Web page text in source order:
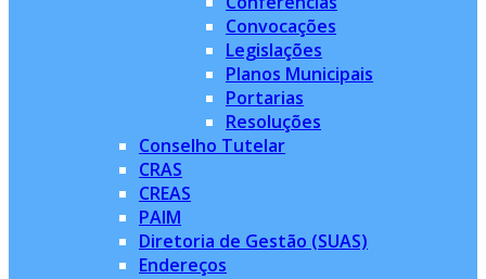
Convocações
Legislações
Planos Municipais
Portarias
Resoluções
Conselho Tutelar
CRAS
CREAS
PAIM
Diretoria de Gestão (SUAS)
Endereços